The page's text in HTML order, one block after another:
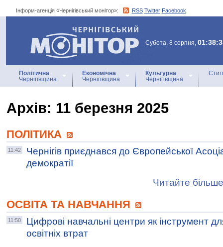
Інформ-агенція «Чернігівський монітор»: RSS Twitter Facebook
Інформ-агенція
«Чернігівський монітор»
Субота, 8 серпня,
Політична
Чернігівщина
Економічна
Чернігівщина
Культурна
Чернігівщина
Архiв: 11 березня 2025
ПОЛІТИКА
11:42
Чернігів приєднався до Європейської
демократії
Читайте
ОСВІТА ТА НАВЧАННЯ
11:50
Цифрові навчальні центри як інструмент
освітніх втрат